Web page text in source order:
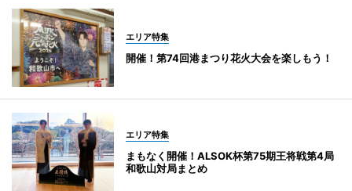
エリア特集
開催！第74回港まつり花火大会を楽しもう！
エリア特集
まもなく開催！ALSOK杯第75期王将戦第4局
和歌山対局まとめ